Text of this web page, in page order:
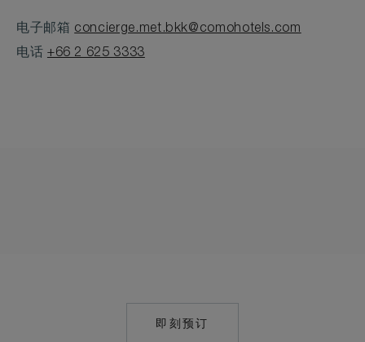
电子邮箱 concierge.met.bkk@comohotels.com
电话 +66 2 625 3333
即刻预订
MAILTO: